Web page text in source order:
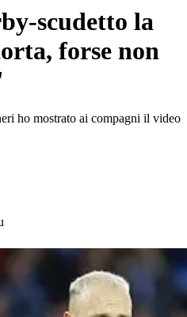
scudetto la
forse non
ho mostrato ai compagni il video